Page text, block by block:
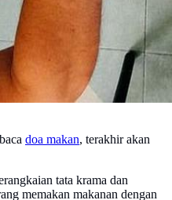
doa makan, terakhir akan
tata krama dan
memakan makanan dengan